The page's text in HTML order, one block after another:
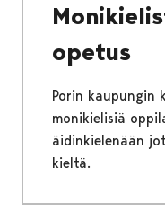
opetus
Porin kaupungin
monikielisiä
äidinkielenään
kieltä.